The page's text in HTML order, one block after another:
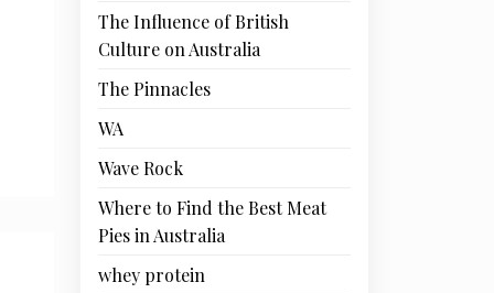
The Influence of British
Culture on Australia
The Pinnacles
WA
Wave Rock
Where to Find the Best Meat
Pies in Australia
whey protein